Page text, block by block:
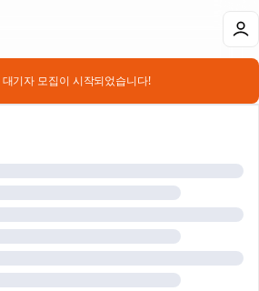
대기자 모집이 시작되었습니다!